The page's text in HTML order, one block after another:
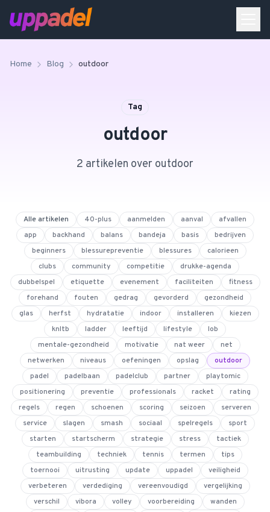
4.9van 128 reviews
Home Blog outdoor
Tag
outdoor
2 artikelen over outdoor
Alle artikelen 40-plus aanmelden aanval
afvallen
app
backhand balans bandeja basis
bedrijven
beginners
blessurepreventie blessures
calorieen
clubs
community competitie
drukke-agenda
dubbelspel
etiquette evenement faciliteiten
fitness
forehand
fouten gedrag gevorderd
gezondheid
glas
herfst hydratatie indoor installeren
kiezen
knltb
ladder leeftijd lifestyle
lob
mentale-gezondheid
motivatie nat weer
net
netwerken
niveaus oefeningen opslag
outdoor
padel
padelbaan padelclub partner
playtomic
positionering
preventie professionals racket
rating
regels
regen schoenen scoring seizoen
serveren
service
slagen smash sociaal spelregels
sport
starten
startscherm strategie stress
tactiek
teambuilding
techniek tennis termen
tips
toernooi
uitrusting update uppadel
veiligheid
verbeteren
verdediging vereenvoudigd
vergelijking
verschil
vibora volley voorbereiding
wanden